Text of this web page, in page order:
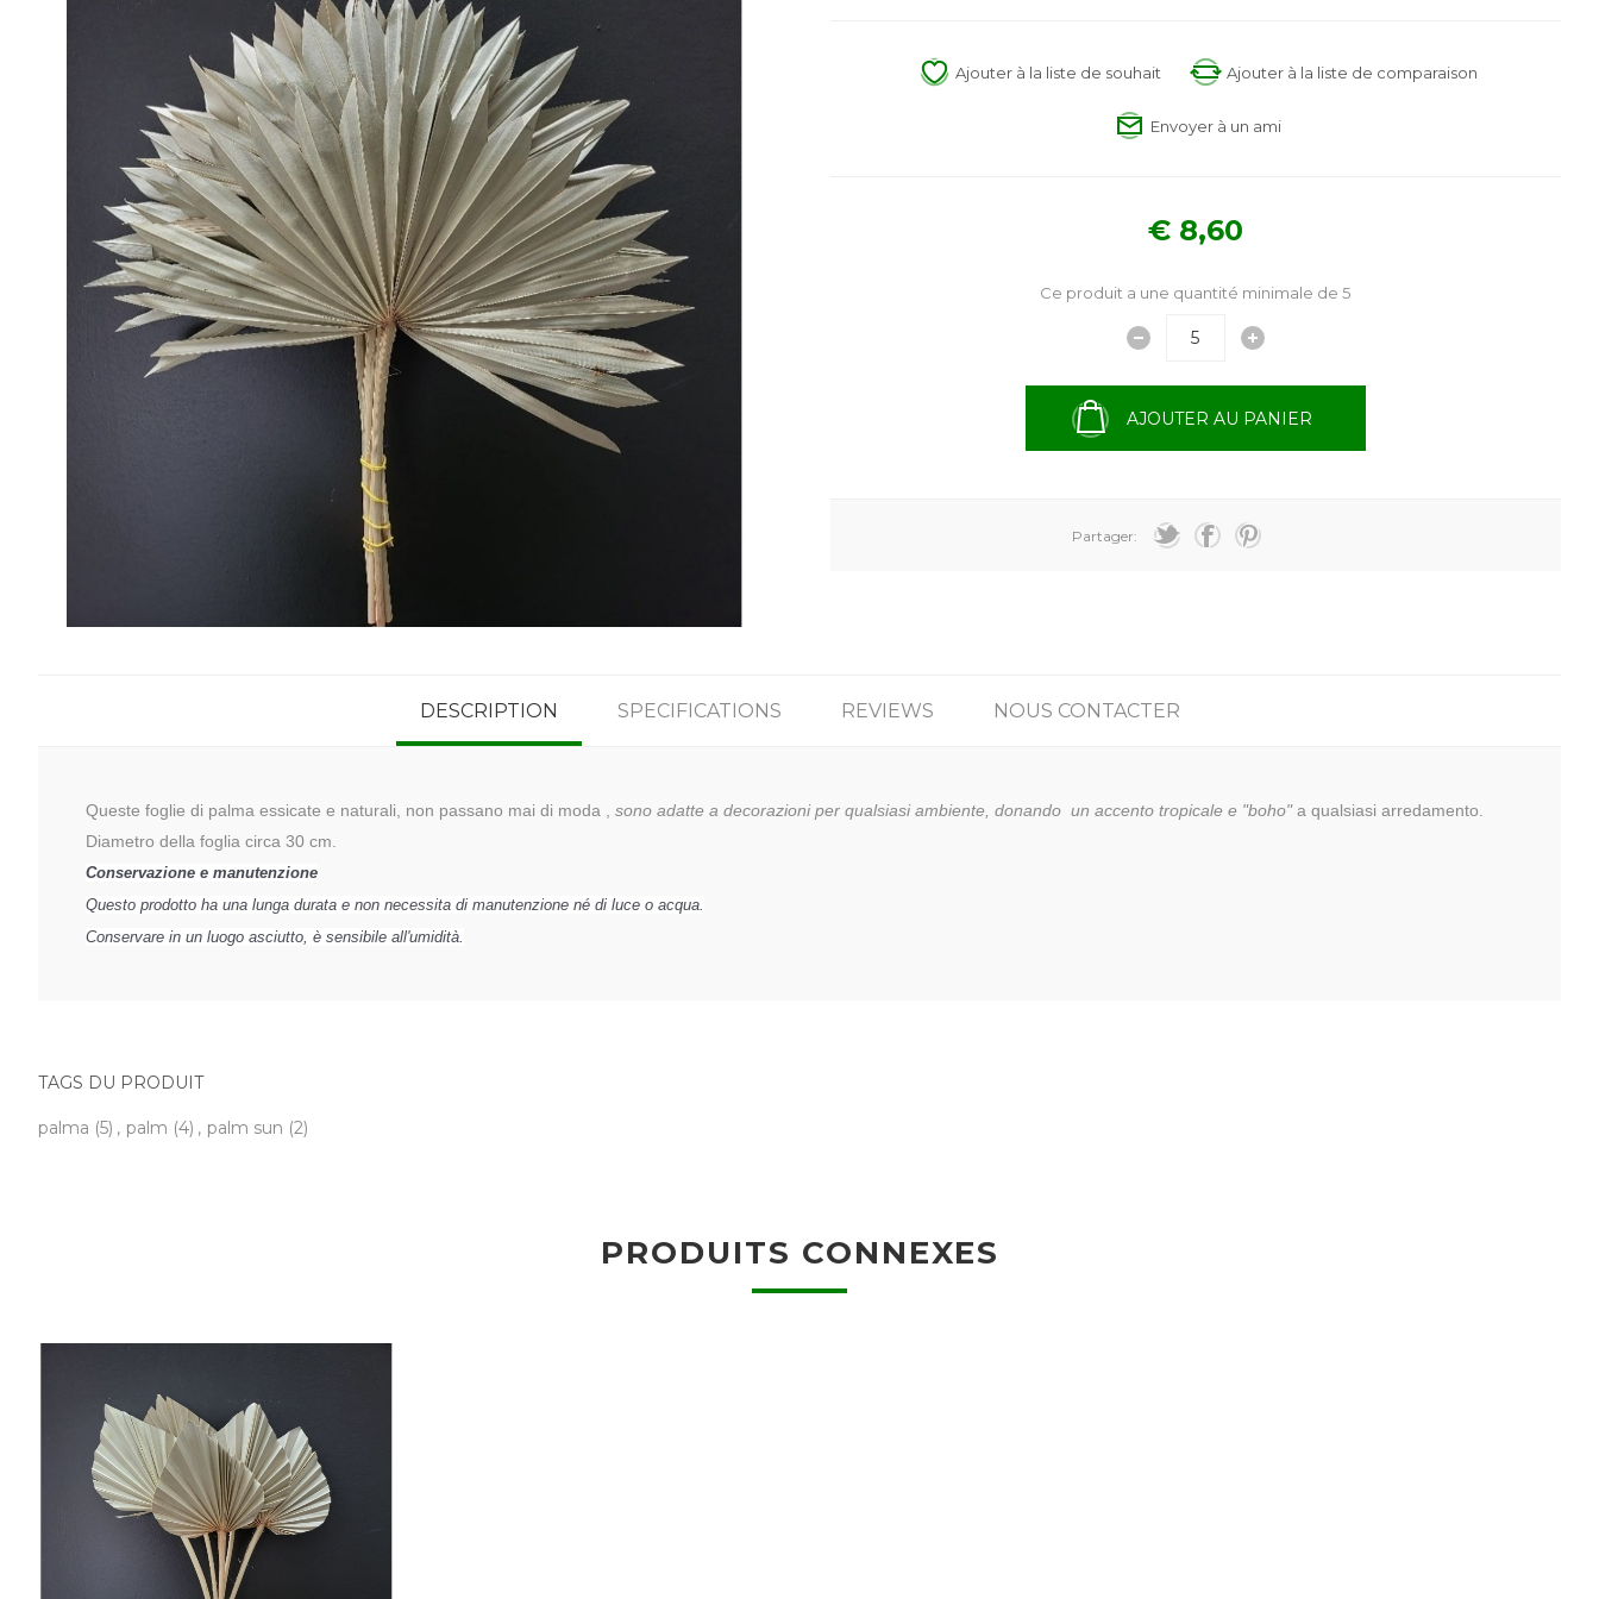
Ajouter à la liste de souhait Ajouter à la liste de comparaison
Envoyer à un ami
€ 8,60
Ce produit a une quantité minimale de 5
AJOUTER AU PANIER
Partager:
DESCRIPTION SPECIFICATIONS REVIEWS NOUS CONTACTER
Queste foglie di palma essicate e naturali, non passano mai di moda , sono adatte a decorazioni per qualsiasi ambiente, donando un accento tropicale e "boho"a qualsiasi arredamento.
Diametro della foglia circa 30 cm.
Conservazione e manutenzione
Questo prodotto ha una lunga durata e non necessita di manutenzione né di luce o acqua.
Conservare in un luogo asciutto, è sensibile all'umidità.
TAGS DU PRODUIT
palma (5) , palm (4) , palm sun (2)
PRODUITS CONNEXES